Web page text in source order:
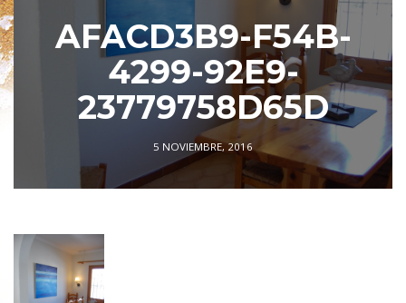
AFACD3B9-F54B-
4299-92E9-
23779758D65D
5 NOVIEMBRE, 2016